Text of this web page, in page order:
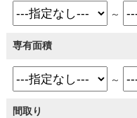
～
専有面積
～
間取り